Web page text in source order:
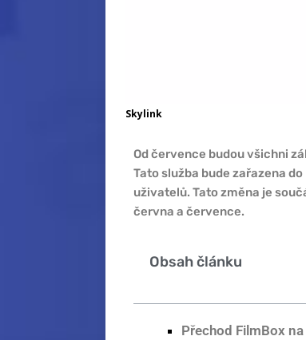
Skylink
Od července budou všichni
Tato služba bude zařazena
uživatelů. Tato změna je
června a července.
Obsah článku
Přechod FilmBox